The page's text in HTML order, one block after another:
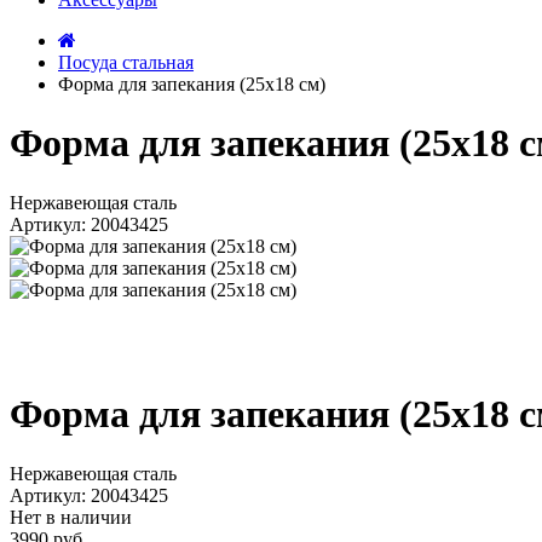
Посуда стальная
Форма для запекания (25x18 см)
Форма для запекания (25x18
Нержавеющая сталь
Артикул: 20043425
Форма для запекания (25x18
Нержавеющая сталь
Артикул: 20043425
Нет в наличии